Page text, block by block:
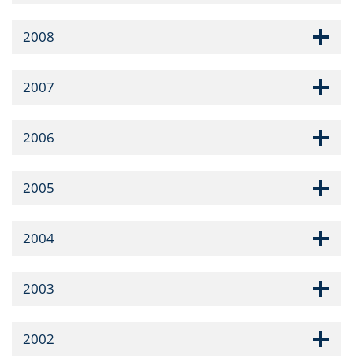
2008
2007
2006
2005
2004
2003
2002